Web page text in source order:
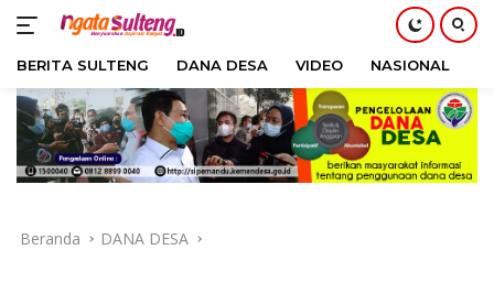
Langsung
konten
BERITA SULTENG DANA DESA VIDEO NASIONAL
Beranda DANA DESA